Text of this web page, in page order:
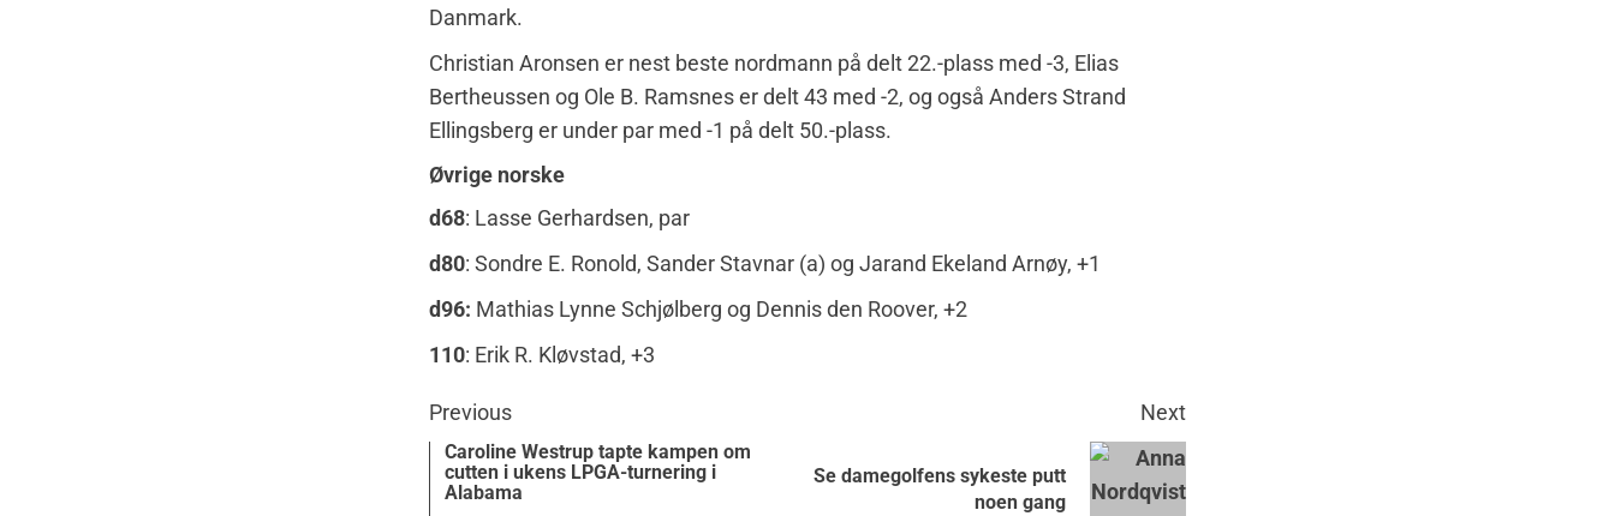
Danmark.
Christian Aronsen er nest beste nordmann på delt 22.-plass med -3, Elias
Bertheussen og Ole B. Ramsnes er delt 43 med -2, og også Anders Strand
Ellingsberg er under par med -1 på delt 50.-plass.
Øvrige norske
d68: Lasse Gerhardsen, par
d80: Sondre E. Ronold, Sander Stavnar (a) og Jarand Ekeland Arnøy, +1
d96: Mathias Lynne Schjølberg og Dennis den Roover, +2
110: Erik R. Kløvstad, +3
Previous
Caroline Westrup tapte kampen om
cutten i ukens LPGA-turnering i
Alabama
Next
Se damegolfens sykeste putt
noen gang